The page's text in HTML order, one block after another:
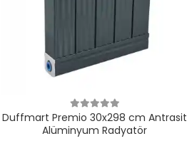
Duffmart Premio 30x298 cm Antrasit
Alüminyum Radyatör